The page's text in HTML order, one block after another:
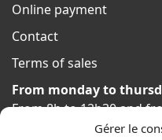
Gérer le
Online payment
Contact
Terms of sales
From monday to
From 8h to 12h30 and